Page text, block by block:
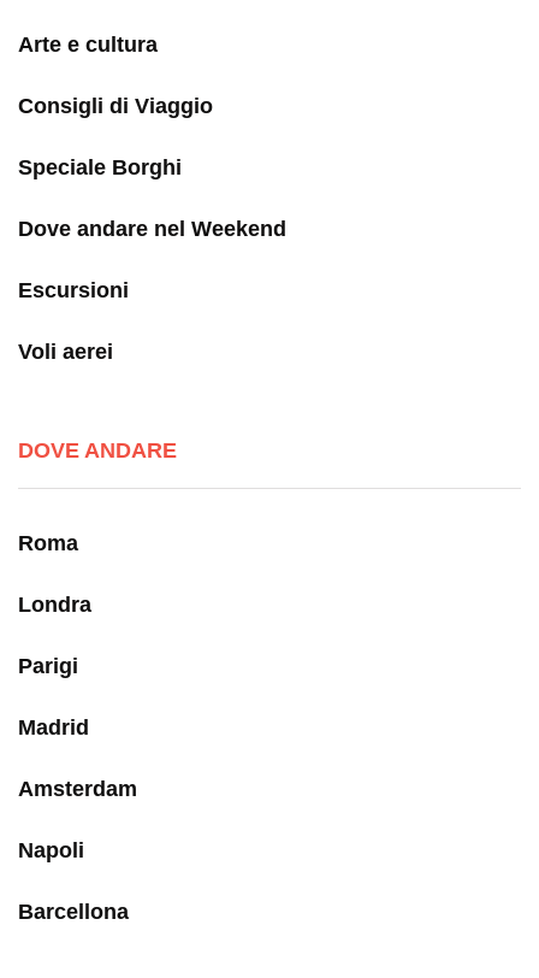
Arte e cultura
Consigli di Viaggio
Speciale Borghi
Dove andare nel Weekend
Escursioni
Voli aerei
DOVE ANDARE
Roma
Londra
Parigi
Madrid
Amsterdam
Napoli
Barcellona